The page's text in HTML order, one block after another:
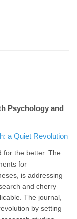
Psychology and
a Quiet Revolution
for the better. The
for
is addressing
and cherry
The journal,
by setting